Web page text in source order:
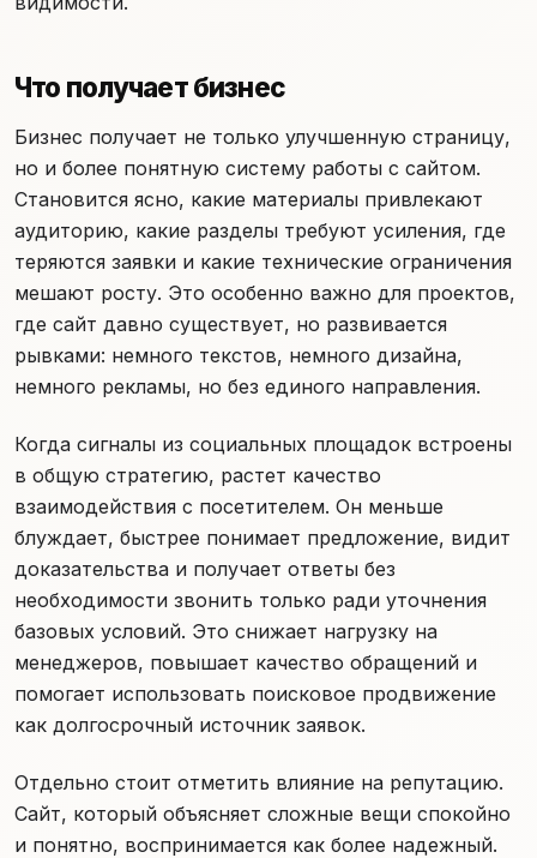
Что получает бизнес
Бизнес получает не только улучшенную страницу,
но и более понятную систему работы с сайтом.
Становится ясно, какие материалы привлекают
аудиторию, какие разделы требуют усиления, где
теряются заявки и какие технические ограничения
мешают росту. Это особенно важно для проектов,
где сайт давно существует, но развивается
рывками: немного текстов, немного дизайна,
немного рекламы, но без единого направления.
Когда сигналы из социальных площадок встроены
в общую стратегию, растет качество
взаимодействия с посетителем. Он меньше
блуждает, быстрее понимает предложение, видит
доказательства и получает ответы без
необходимости звонить только ради уточнения
базовых условий. Это снижает нагрузку на
менеджеров, повышает качество обращений и
помогает использовать поисковое продвижение
как долгосрочный источник заявок.
Отдельно стоит отметить влияние на репутацию.
Сайт, который объясняет сложные вещи спокойно
и понятно, воспринимается как более надежный.